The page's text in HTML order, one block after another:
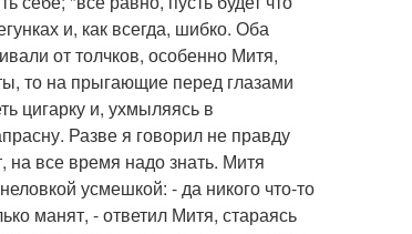
и, как всегда, шибко. Оба
от толчков, особенно Митя,
то на прыгающие перед глазами
цигарку и, ухмыляясь в
Разве я говорил не правду
на все время надо знать. Митя
усмешкой: - да никого что-то
манят, - ответил Митя, стараясь